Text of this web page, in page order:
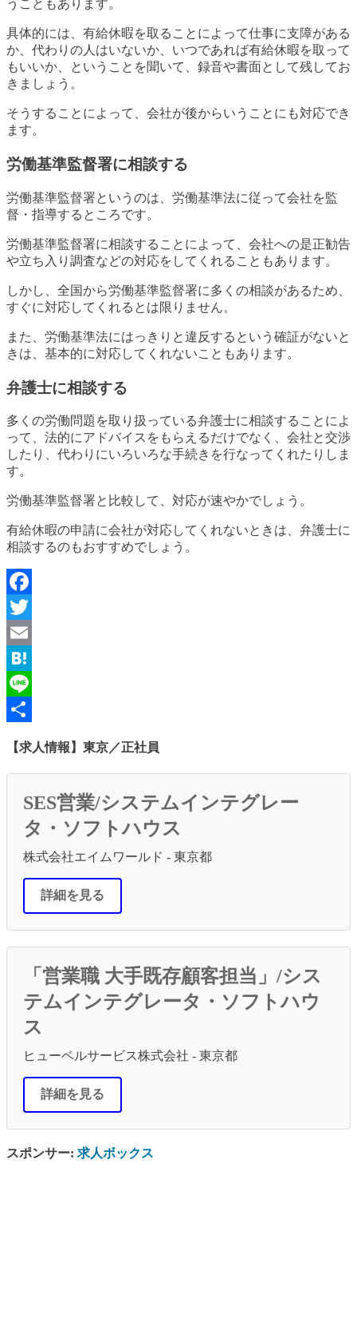
うこともあります。
具体的には、有給休暇を取ることによって仕事に支障がある
か、代わりの人はいないか、いつであれば有給休暇を取って
もいいか、ということを聞いて、録音や書面として残してお
きましょう。
そうすることによって、会社が後からいうことにも対応でき
ます。
労働基準監督署に相談する
労働基準監督署というのは、労働基準法に従って会社を監
督・指導するところです。
労働基準監督署に相談することによって、会社への是正勧告
や立ち入り調査などの対応をしてくれることもあります。
しかし、全国から労働基準監督署に多くの相談があるため、
すぐに対応してくれるとは限りません。
また、労働基準法にはっきりと違反するという確証がないと
きは、基本的に対応してくれないこともあります。
弁護士に相談する
多くの労働問題を取り扱っている弁護士に相談することによ
って、法的にアドバイスをもらえるだけでなく、会社と交渉
したり、代わりにいろいろな手続きを行なってくれたりしま
す。
労働基準監督署と比較して、対応が速やかでしょう。
有給休暇の申請に会社が対応してくれないときは、弁護士に
相談するのもおすすめでしょう。
Facebook
Twitter
Email
Hatena
Line
【求人情報】東京／正社員
SES営業/システムインテグレー
タ・ソフトハウス
株式会社エイムワールド - 東京都
詳細を見る
「営業職 大手既存顧客担当」/シス
テムインテグレータ・ソフトハウ
ス
ヒューベルサービス株式会社 - 東京都
詳細を見る
スポンサー: 求人ボックス